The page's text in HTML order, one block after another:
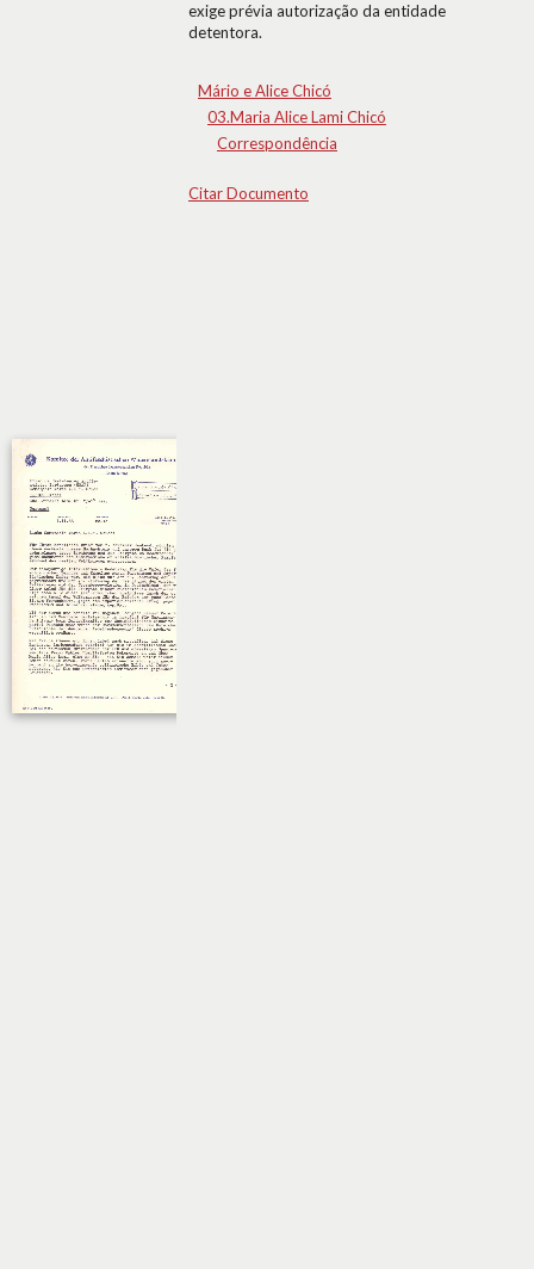
exige prévia autorização da entidade
detentora.
Mário e Alice Chicó
03.Maria Alice Lami Chicó
Correspondência
Citar Documento